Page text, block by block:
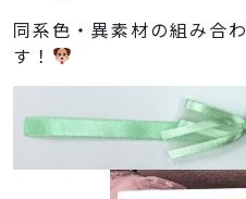
同系色・異素材の組み合
す！